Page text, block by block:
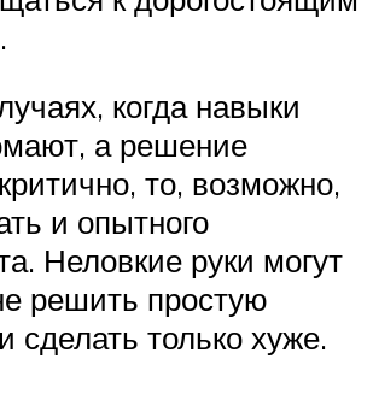
когда навыки
а решение
то, возможно,
и опытного
Неловкие руки могут
решить простую
сделать только хуже.